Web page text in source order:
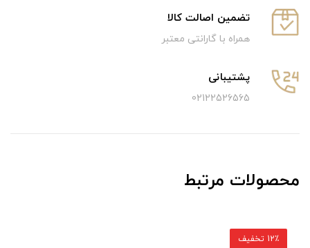
تضمین اصالت کالا
همراه با گارانتی معتبر
پشتیبانی
02122526565
محصولات مرتبط
12٪ تخفیف